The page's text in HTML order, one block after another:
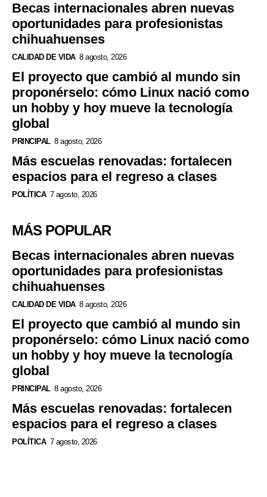
Becas internacionales abren nuevas
oportunidades para profesionistas
chihuahuenses
CALIDAD DE VIDA 8 agosto, 2026
El proyecto que cambió al mundo sin
proponérselo: cómo Linux nació como
un hobby y hoy mueve la tecnología
global
PRINCIPAL 8 agosto, 2026
Más escuelas renovadas: fortalecen
espacios para el regreso a clases
POLÍTICA 7 agosto, 2026
MÁS POPULAR
Becas internacionales abren nuevas
oportunidades para profesionistas
chihuahuenses
CALIDAD DE VIDA 8 agosto, 2026
El proyecto que cambió al mundo sin
proponérselo: cómo Linux nació como
un hobby y hoy mueve la tecnología
global
PRINCIPAL 8 agosto, 2026
Más escuelas renovadas: fortalecen
espacios para el regreso a clases
POLÍTICA 7 agosto, 2026